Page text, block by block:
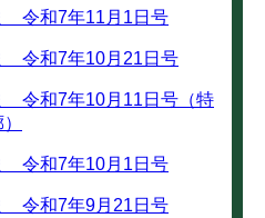
令和7年11月1日号
令和7年10月21日号
令和7年10月11日号（特
令和7年10月1日号
令和7年9月21日号